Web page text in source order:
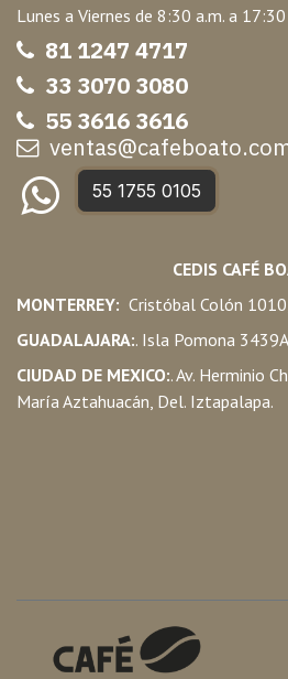
Lunes a Viernes de 8:30 a.m. a 17:30
81 1247 4717
33 3070 3080
55 3616 3616
55 1755 0105
CEDIS CAFÉ
MONTERREY: Cristóbal Colón
GUADALAJARA:. Isla Pomona
CIUDAD DE MEXICO:. Av. Herminio
María Aztahuacán, Del. Iztapalapa.